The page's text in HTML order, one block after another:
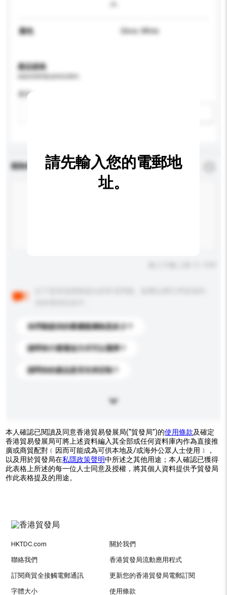
顏色 Silver, White
產品規格
應用
查詢內容 *必須填寫
你們能提供的最優惠價格是多少？
請問有什麼運送方式可以選擇？
請問你的產品是否支持定制？
請先輸入您的電郵地
址。
本人確認已閱讀及同意香港貿易發展局(“貿發局”)的使用條款及確定
香港貿易發展局可將上述資料編入其全部或任何資料庫內作為直接推
廣或商貿配對﹝因而可能成為可供本地及/或海外公眾人士使用﹞，
以及用於貿發局在私隱政策聲明中所述之其他用途；本人確認已獲得
此表格上所述的每一位人士同意及授權，將其個人資料提供予貿發局
作此表格提及的用途。
HKTDC.com 關於我們
聯絡我們 香港貿發局流動應用程式
訂閱商貿全接觸電郵通訊 更新您的香港貿發局電郵訂閱
字體大小 使用條款